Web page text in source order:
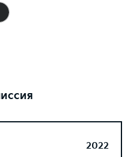
2022